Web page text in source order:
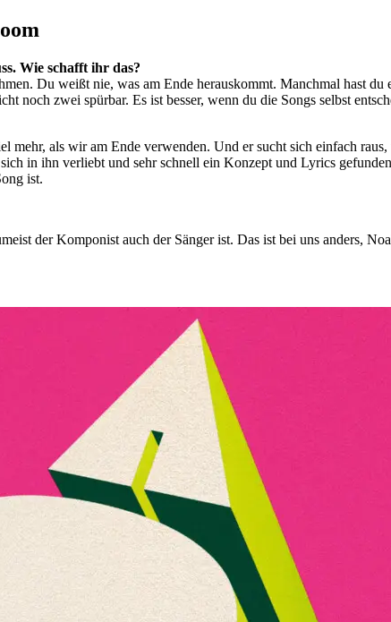
Wie schafft ihr das?
Du weißt nie, was am Ende herauskommt. Manchmal hast
noch zwei spürbar. Es ist besser, wenn du die Songs selbst
als wir am Ende verwenden. Und er sucht sich einfach
in ihn verliebt und sehr schnell ein Konzept und Lyrics
ist.
der Komponist auch der Sänger ist. Das ist bei uns anders,